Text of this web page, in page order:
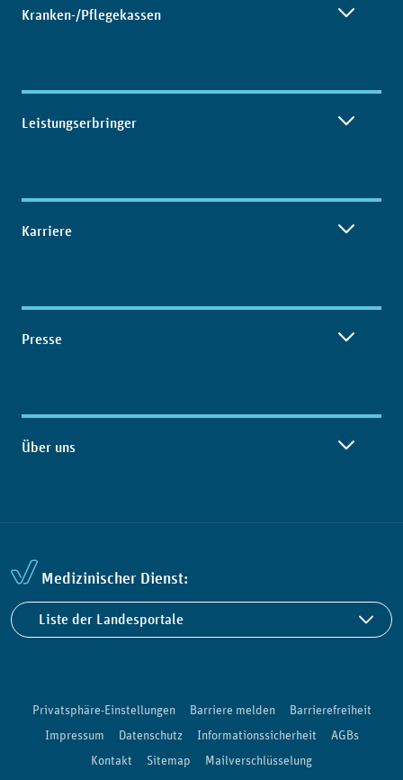
Kranken-/Pflegekassen
Leistungserbringer
Karriere
Presse
Über uns
Medizinischer Dienst:
Liste der Landesportale
Privatsphäre-Einstellungen Barriere melden
Barrierefreiheit
Impressum
Datenschutz Informationssicherheit
AGBs
Kontakt
Sitemap Mailverschlüsselung